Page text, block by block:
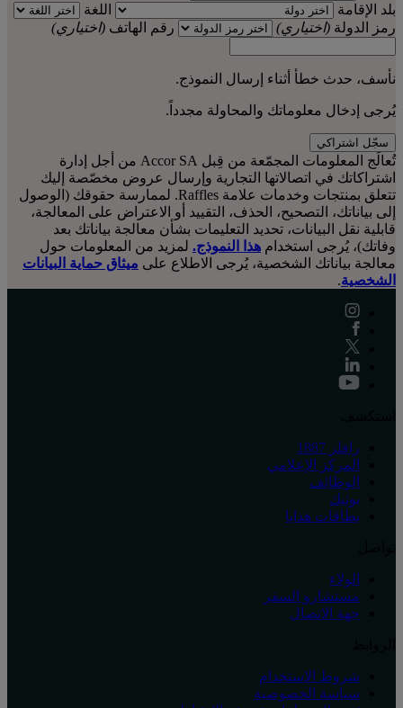
بلد الإقامة
اللغة
رمز الدولة (اختياري) رقم الهاتف (اختياري)
نأسف، حدث خطأ أثناء إرسال النموذج.
يُرجى إدخال معلوماتك والمحاولة مجدداً.
سجّل اشتراكي
تُعالَج المعلومات المجمّعة من قِبل Accor SA من أجل إدارة
اشتراكاتك في اتصالاتها التجارية وإرسال عروض مخصّصة إليك
تتعلق بمنتجات وخدمات علامة Raffles. لممارسة حقوقك (الوصول
إلى بياناتك، التصحيح، الحذف، التقييد أو الاعتراض على المعالجة،
قابلية نقل البيانات، تحديد التعليمات بشأن معالجة بياناتك بعد
وفاتك)، يُرجى استخدام هذا النموذج. لمزيد من المعلومات حول
معالجة بياناتك الشخصية، يُرجى الاطلاع على ميثاق حماية البيانات
الشخصية.
رافلز 1887
المركز الإعلامي
الوظائف
بوتيك
بطاقات هدايا
الولاء
مستشارو السفر
جهة الاتصال
شروط الاستخدام
سياسة الخصوصية